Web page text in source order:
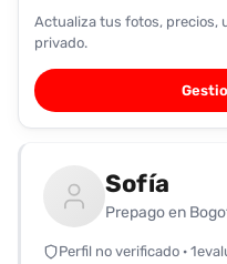
Favoritos
Pronto
podrás
registrarte
guardar
favoritas
para
Actualiza tus fotos, precios,
privado.
Sofía
Prepago en
Perfil no verificado ·